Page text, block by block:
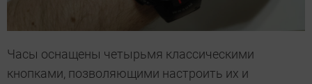
Часы оснащены четырьмя классическими
кнопками, позволяющими настроить их и